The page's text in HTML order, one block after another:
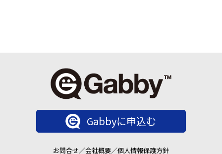
Gabbyに申込む
お問合せ／会社概要／個人情報保護方針